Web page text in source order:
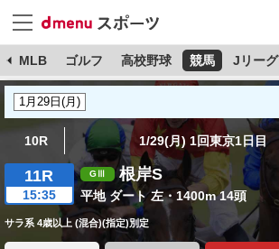
MLB ゴルフ 高校野球 競馬 Jリーグ
10R 1/29(月) 1回東京1日目
11R
15:35
根岸S
平地 ダート 左・1400m 14頭
サラ系 4歳以上 (混合)(指定)別定